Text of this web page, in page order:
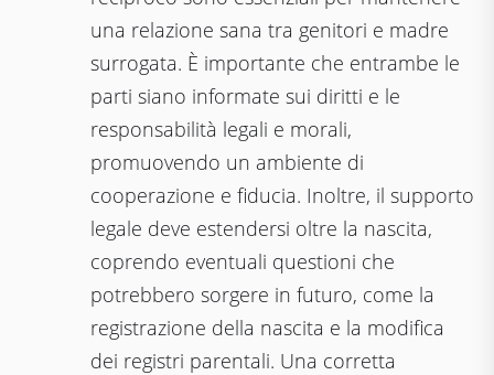
una relazione sana tra genitori e madre
surrogata. È importante che entrambe le
parti siano informate sui diritti e le
responsabilità legali e morali,
promuovendo un ambiente di
cooperazione e fiducia. Inoltre, il supporto
legale deve estendersi oltre la nascita,
coprendo eventuali questioni che
potrebbero sorgere in futuro, come la
registrazione della nascita e la modifica
dei registri parentali. Una corretta